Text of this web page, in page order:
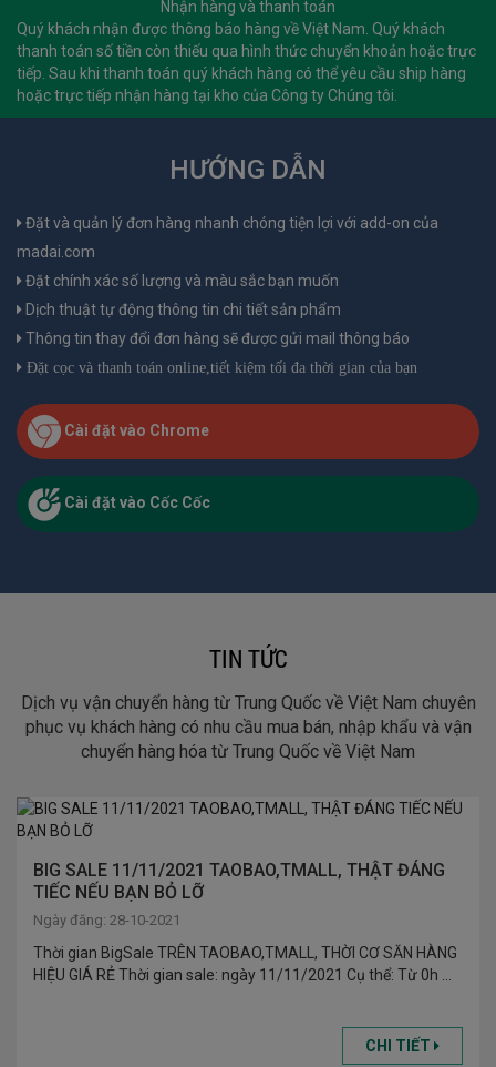
Nhận hàng và thanh toán
Quý khách nhận được thông báo hàng về Việt Nam. Quý khách
thanh toán số tiền còn thiếu qua hình thức chuyển khoản hoặc trực
tiếp. Sau khi thanh toán quý khách hàng có thể yêu cầu ship hàng
hoặc trực tiếp nhận hàng tại kho của Công ty Chúng tôi.
HƯỚNG DẪN
Đặt và quản lý đơn hàng nhanh chóng tiện lợi với add-on của
madai.com
Đặt chính xác số lượng và màu sắc bạn muốn
Dịch thuật tự động thông tin chi tiết sản phẩm
Thông tin thay đổi đơn hàng sẽ được gửi mail thông báo
Đặt cọc và thanh toán online,tiết kiệm tối đa thời gian của bạn
Cài đặt vào Chrome
Cài đặt vào Cốc Cốc
TIN TỨC
Dịch vụ vận chuyển hàng từ Trung Quốc về Việt Nam chuyên
phục vụ khách hàng có nhu cầu mua bán, nhập khẩu và vận
chuyển hàng hóa từ Trung Quốc về Việt Nam
BIG SALE 11/11/2021 TAOBAO,TMALL, THẬT ĐÁNG
TIẾC NẾU BẠN BỎ LỠ
Ngày đăng: 28-10-2021
Thời gian BigSale TRÊN TAOBAO,TMALL, THỜI CƠ SĂN HÀNG
HIỆU GIÁ RẺ Thời gian sale: ngày 11/11/2021 Cụ thể: Từ 0h ...
CHI TIẾT